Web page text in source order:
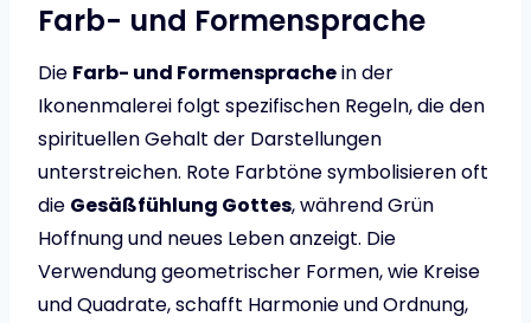
Farb- und Formensprache
Die Farb- und Formensprachein der
Ikonenmalerei folgt spezifischen Regeln, die den
spirituellen Gehalt der Darstellungen
unterstreichen. Rote Farbtöne symbolisieren oft
die Gesäßfühlung Gottes, während Grün
Hoffnung und neues Leben anzeigt. Die
Verwendung geometrischer Formen, wie Kreise
und Quadrate, schafft Harmonie und Ordnung,